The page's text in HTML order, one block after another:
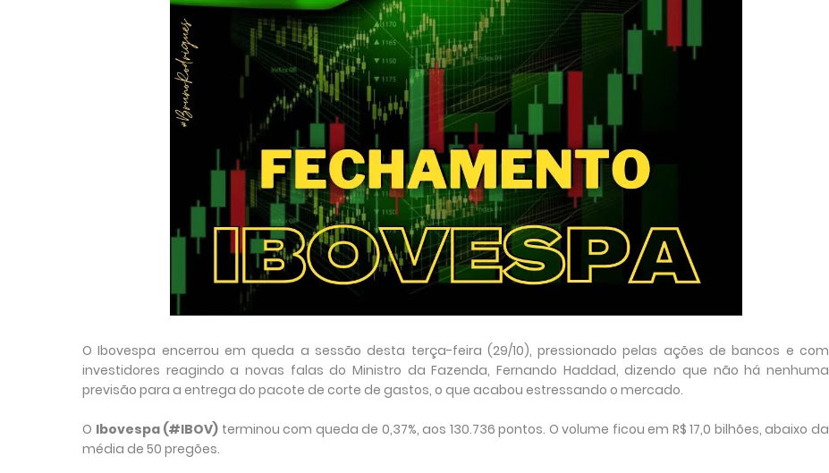
O Ibovespa encerrou em queda a sessão desta terça-feira (29/10), pressionado pelas ações de bancos e com
investidores reagindo a novas falas do Ministro da Fazenda, Fernando Haddad, dizendo que não há nenhuma
previsão para a entrega do pacote de corte de gastos, o que acabou estressando o mercado.
O Ibovespa (#IBOV) terminou com queda de 0,37%, aos 130.736 pontos. O volume ficou em R$ 17,0 bilhões, abaixo da
média de 50 pregões.